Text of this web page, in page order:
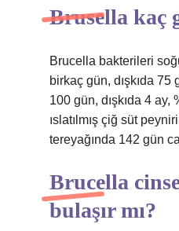
Brusella kaç
Brucella bakterileri
birkaç gün, dışkıda
100 gün, dışkıda 4 ay,
ıslatılmış çiğ süt
tereyağında 142 gün
Brucella
bulaşır mı?